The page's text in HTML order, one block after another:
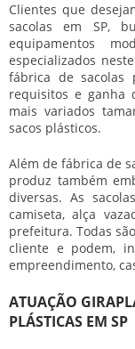
Clientes que
sacolas em SP,
equipamentos
especializados
fábrica de sacolas
requisitos e ganha
mais variados
sacos plásticos.
Além de fábrica de
produz também
diversas. As
camiseta, alça
prefeitura. Todas
cliente e podem,
empreendimento,
ATUAÇÃO
PLÁSTICAS EM SP